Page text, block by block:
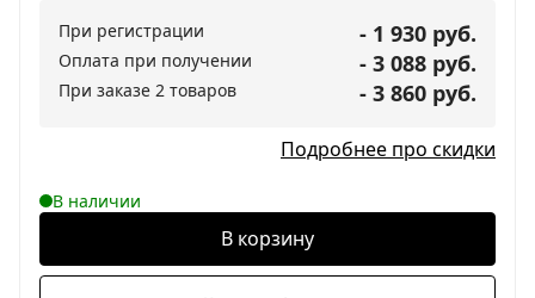
При регистрации - 1 930 руб.
Оплата при получении - 3 088 руб.
При заказе 2 товаров - 3 860 руб.
Подробнее про скидки
В наличии
В корзину